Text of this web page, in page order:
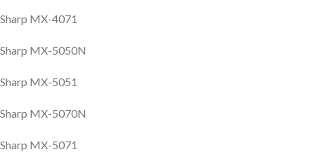
Sharp MX-4071
Sharp MX-5050N
Sharp MX-5051
Sharp MX-5070N
Sharp MX-5071